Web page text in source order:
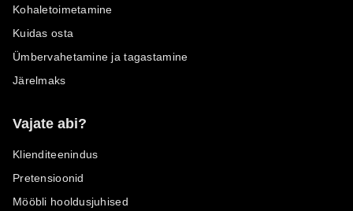
Kohaletoimetamine
Kuidas osta
Ümbervahetamine ja tagastamine
Järelmaks
Vajate abi?
Klienditeenindus
Pretensioonid
Mööbli hooldusjuhised